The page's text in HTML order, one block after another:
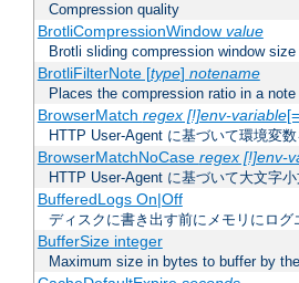
Compression quality
BrotliCompressionWindow value
Brotli sliding compression window size
BrotliFilterNote [type] notename
Places the compression ratio in a
BrowserMatch regex [!]env-variable[=
HTTP User-Agent に基づいて環境変
BrowserMatchNoCase regex [!]env-
HTTP User-Agent に基づいて大文字
BufferedLogs On|Off
ディスクに書き出す前にメモリにログ
BufferSize integer
Maximum size in bytes to buffer by